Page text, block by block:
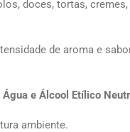
doces, tortas,
de aroma e
e Álcool Etílico
ambiente.